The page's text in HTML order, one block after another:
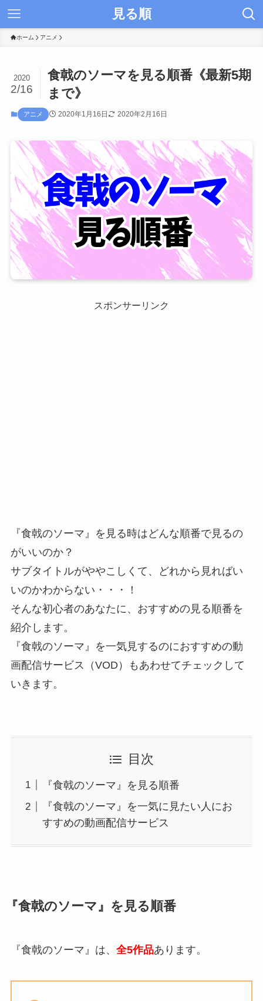
見る順
ホーム アニメ
食戟のソーマを見る順番《最新5期
まで》
2020
2/16
アニメ 2020年1月16日 2020年2月16日
スポンサーリンク
『食戟のソーマ』を見る時はどんな順番で見るの
がいいのか？
サブタイトルがややこしくて、どれから見ればい
いのかわからない・・・！
そんな初心者のあなたに、おすすめの見る順番を
紹介します。
『食戟のソーマ』を一気見するのにおすすめの動
画配信サービス（VOD）もあわせてチェックして
いきます。
目次
『食戟のソーマ』を見る順番
『食戟のソーマ』を一気に見たい人にお
すすめの動画配信サービス
『食戟のソーマ』を見る順番
『食戟のソーマ』は、 全5作品あります。